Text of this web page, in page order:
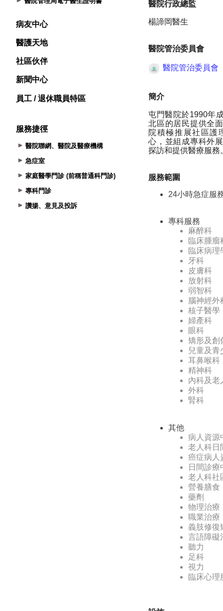
病友中心
醫護天地
社區伙伴
新聞中心
員工 / 退休職員特區
服務捷徑
醫院聯網、醫院及醫療機構
急症室
家庭醫學門診 (前稱普通科門診)
專科門診
讚揚、意見及投訴